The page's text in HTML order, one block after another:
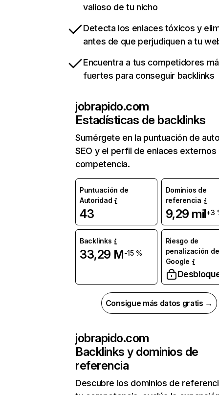
valioso de tu nicho
Detecta los enlaces tóxicos y
antes de que perjudiquen a tu
Encuentra a tus competidores
fuertes para conseguir backlinks
jobrapido.com
Estadísticas de backlinks
Sumérgete en la puntuación de
SEO y el perfil de enlaces externos
competencia.
Puntuación de
Autoridad
43
Dominios de
referencia
9,29 mil+3
Backlinks
33,29 M-15 %
Riesgo de
penalización de
Google
Consigue más datos gratis →
jobrapido.com
Backlinks y dominios de
referencia
Descubre los dominios de